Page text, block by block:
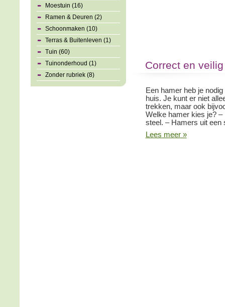
Moestuin (16)
Ramen & Deuren (2)
Schoonmaken (10)
Terras & Buitenleven (1)
Tuin (60)
Tuinonderhoud (1)
Zonder rubriek (8)
Correct en
Een hamer heb je
huis. Je kunt er niet
trekken, maar ook
Welke hamer kies je?
steel. – Hamers uit
Lees meer »